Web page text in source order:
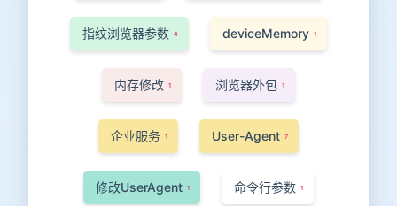
指纹浏览器参数 4 deviceMemory 1
内存修改 1 浏览器外包 1
企业服务 1 User-Agent 7
修改UserAgent 1 命令行参数 1